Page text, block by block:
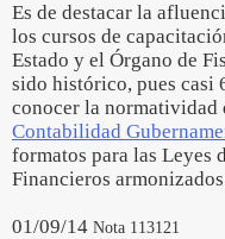
Es de destacar la
los cursos de
Estado y el Órgano de
sido histórico, pues casi
conocer la normatividad
Contabilidad
formatos para las Leyes
Financieros
01/09/14 Nota 113121